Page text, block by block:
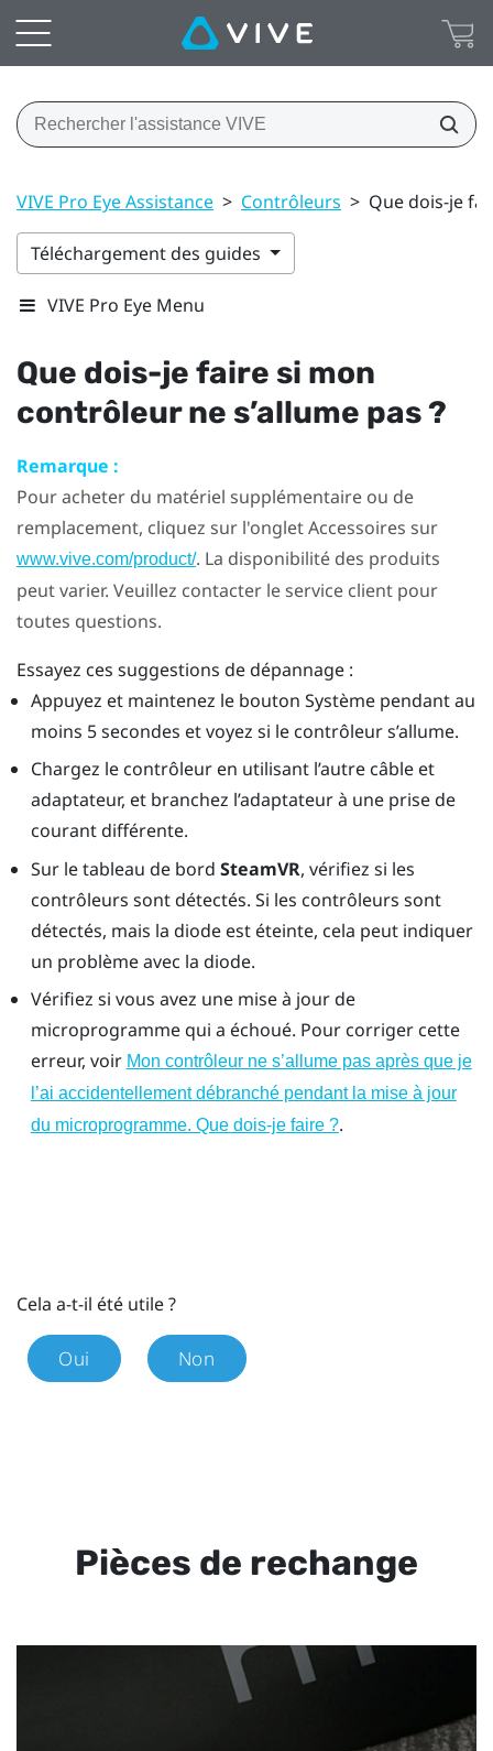
VIVE Pro Eye Assistance > Contrôleurs > Que dois-je
Téléchargement des guides
VIVE Pro Eye Menu
Que dois-je faire si mon
contrôleur ne s’allume pas ?
Remarque :
Pour acheter du matériel supplémentaire ou de
remplacement, cliquez sur l'onglet Accessoires sur
www.vive.com/product/. La disponibilité des produits
peut varier. Veuillez contacter le service client pour
toutes questions.
Essayez ces suggestions de dépannage :
Appuyez et maintenez le bouton Système pendant au
moins 5 secondes et voyez si le contrôleur s’allume.
Chargez le contrôleur en utilisant l’autre câble et
adaptateur, et branchez l’adaptateur à une prise de
courant différente.
Sur le tableau de bord SteamVR, vérifiez si les
contrôleurs sont détectés. Si les contrôleurs sont
détectés, mais la diode est éteinte, cela peut indiquer
un problème avec la diode.
Vérifiez si vous avez une mise à jour de
microprogramme qui a échoué. Pour corriger cette
erreur, voir Mon contrôleur ne s’allume pas après que je
l’ai accidentellement débranché pendant la mise à jour
du microprogramme. Que dois-je faire ?.
Cela a-t-il été utile ?
Oui Non
Pièces de rechange